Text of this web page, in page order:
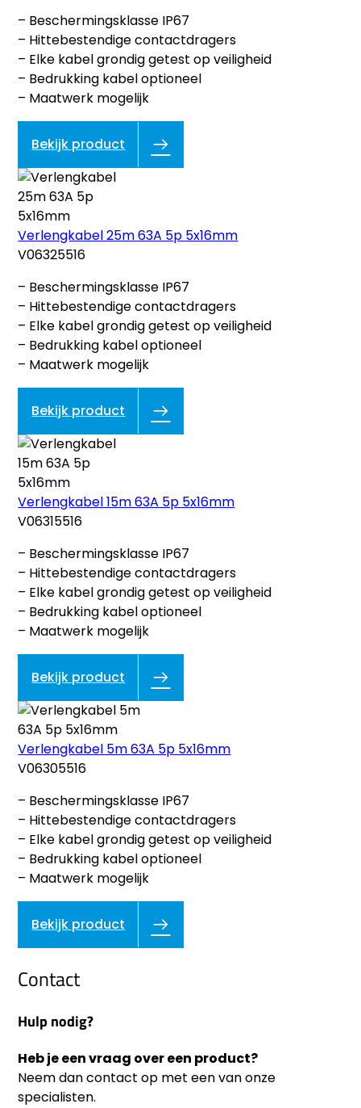
– Beschermingsklasse IP67
– Hittebestendige contactdragers
– Elke kabel grondig getest op veiligheid
– Bedrukking kabel optioneel
– Maatwerk mogelijk
Bekijk product
Verlengkabel 25m 63A 5p 5x16mm
V06325516
– Beschermingsklasse IP67
– Hittebestendige contactdragers
– Elke kabel grondig getest op veiligheid
– Bedrukking kabel optioneel
– Maatwerk mogelijk
Bekijk product
Verlengkabel 15m 63A 5p 5x16mm
V06315516
– Beschermingsklasse IP67
– Hittebestendige contactdragers
– Elke kabel grondig getest op veiligheid
– Bedrukking kabel optioneel
– Maatwerk mogelijk
Bekijk product
Verlengkabel 5m 63A 5p 5x16mm
V06305516
– Beschermingsklasse IP67
– Hittebestendige contactdragers
– Elke kabel grondig getest op veiligheid
– Bedrukking kabel optioneel
– Maatwerk mogelijk
Bekijk product
Contact
Hulp nodig?
Heb je een vraag over een product?
Neem dan contact op met een van onze
specialisten.